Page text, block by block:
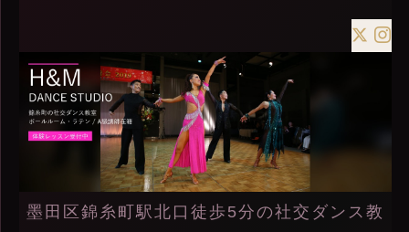
墨田区錦糸町駅北口徒歩5分の社交ダンス教